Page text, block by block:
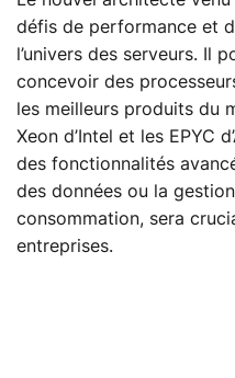
défis de performance et
l’univers des serveurs. Il
concevoir des
les meilleurs produits du
Xeon d’Intel et les EPYC
des fonctionnalités
des données ou la
consommation, sera
entreprises.